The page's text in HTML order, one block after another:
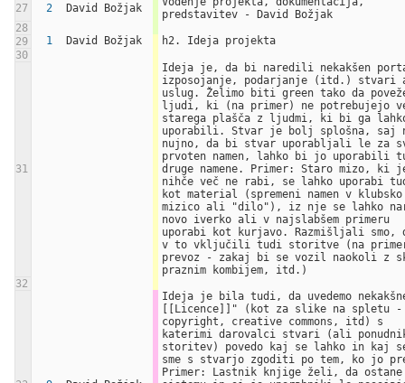
27
2 David Božjak
predstavitev - David Božjak
28
29
1 David Božjak
h2. Ideja projekta
30
31
Ideja je, da bi naredili nekakšen
izposojanje, podarjanje (itd.) stvari
uslug. Želimo biti green tako da
ljudi, ki (na primer) ne potrebujejo
starega plašča z ljudmi, ki bi ga
uporabili. Stvar je bolj splošna, saj
nujno, da bi stvar uporabljali le za
prvoten namen, lahko bi jo uporabili
druge namene. Primer: Staro mizo, ki
nihče več ne rabi, se lahko uporabi
kot material (spremeni namen v klubsko
mizico ali "dilo"), iz nje se lahko
novo iverko ali v najslabšem primeru
uporabi kot kurjavo. Razmišljali smo,
v to vključili tudi storitve (na
prevoz - zakaj bi se vozil naokoli z
praznim kombijem, itd.)
32
Ideja je bila tudi, da uvedemo
[[Licence]]" (kot za slike na spletu -
copyright, creative commons, itd) s
katerimi darovalci stvari (ali
storitev) povedo kaj se lahko in kaj
sme s stvarjo zgoditi po tem, ko jo
Primer: Lastnik knjige želi, da